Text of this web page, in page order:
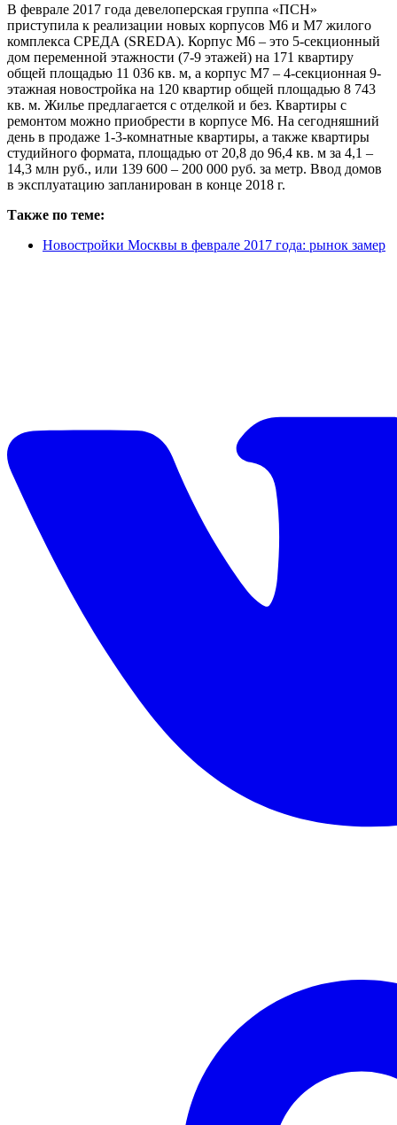
В феврале 2017 года девелоперская группа «ПСН»
приступила к реализации новых корпусов М6 и М7 жилого
комплекса СРЕДА (SREDA). Корпус М6 – это 5-секционный
дом переменной этажности (7-9 этажей) на 171 квартиру
общей площадью 11 036 кв. м, а корпус М7 – 4-секционная 9-
этажная новостройка на 120 квартир общей площадью 8 743
кв. м. Жилье предлагается с отделкой и без. Квартиры с
ремонтом можно приобрести в корпусе М6. На сегодняшний
день в продаже 1-3-комнатные квартиры, а также квартиры
студийного формата, площадью от 20,8 до 96,4 кв. м за 4,1 –
14,3 млн руб., или 139 600 – 200 000 руб. за метр. Ввод домов
в эксплуатацию запланирован в конце 2018 г.
Также по теме:
Новостройки Москвы в феврале 2017 года: рынок замер